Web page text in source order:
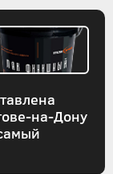
на-Дону